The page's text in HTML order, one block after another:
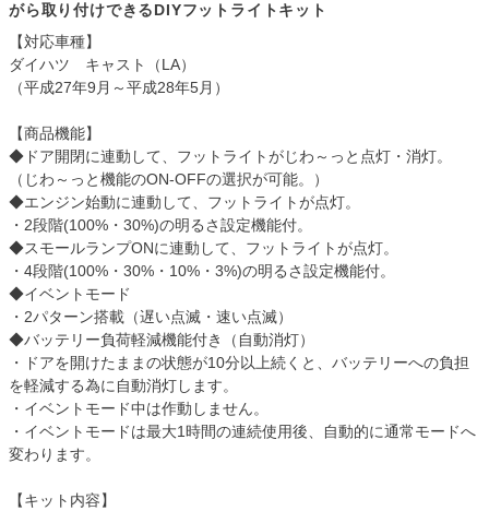
がら取り付けできるDIYフットライトキット
【対応車種】
ダイハツ キャスト（LA）
（平成27年9月～平成28年5月）
【商品機能】
◆ドア開閉に連動して、フットライトがじわ～っと点灯・消灯。
（じわ～っと機能のON-OFFの選択が可能。）
◆エンジン始動に連動して、フットライトが点灯。
・2段階(100%・30%)の明るさ設定機能付。
◆スモールランプONに連動して、フットライトが点灯。
・4段階(100%・30%・10%・3%)の明るさ設定機能付。
◆イベントモード
・2パターン搭載（遅い点滅・速い点滅）
◆バッテリー負荷軽減機能付き（自動消灯）
・ドアを開けたままの状態が10分以上続くと、バッテリーへの負担
を軽減する為に自動消灯します。
・イベントモード中は作動しません。
・イベントモードは最大1時間の連続使用後、自動的に通常モードへ
変わります。
【キット内容】